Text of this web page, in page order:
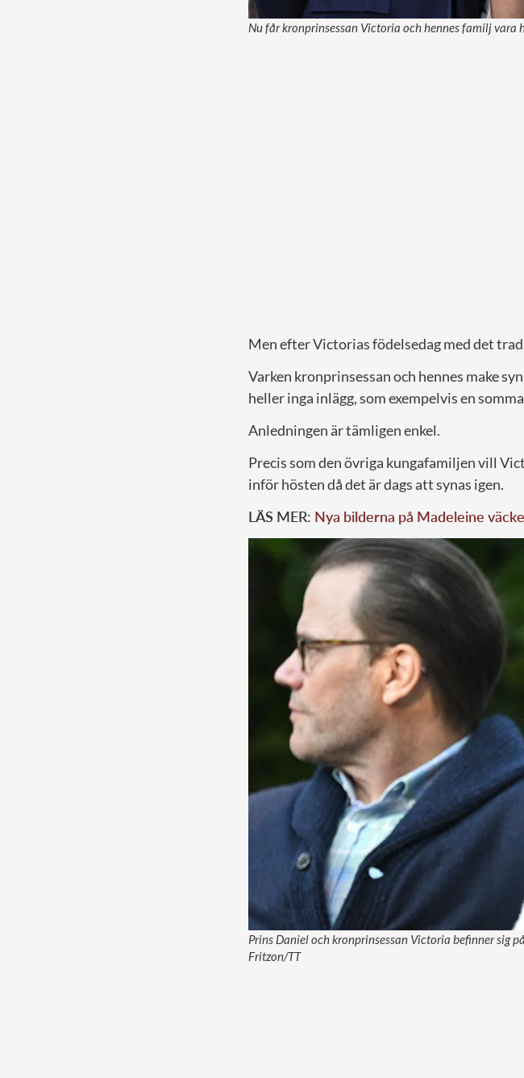
Nu får kronprinsessan Victoria och hennes familj vara
Men efter Victorias födelsedag med det
Varken kronprinsessan och hennes make
heller inga inlägg, som exempelvis en
Anledningen är tämligen enkel.
Precis som den övriga kungafamiljen vill
inför hösten då det är dags att synas igen.
LÄS MER: Nya bilderna på Madeleine
Prins Daniel och kronprinsessan Victoria befinner sig
Fritzon/TT